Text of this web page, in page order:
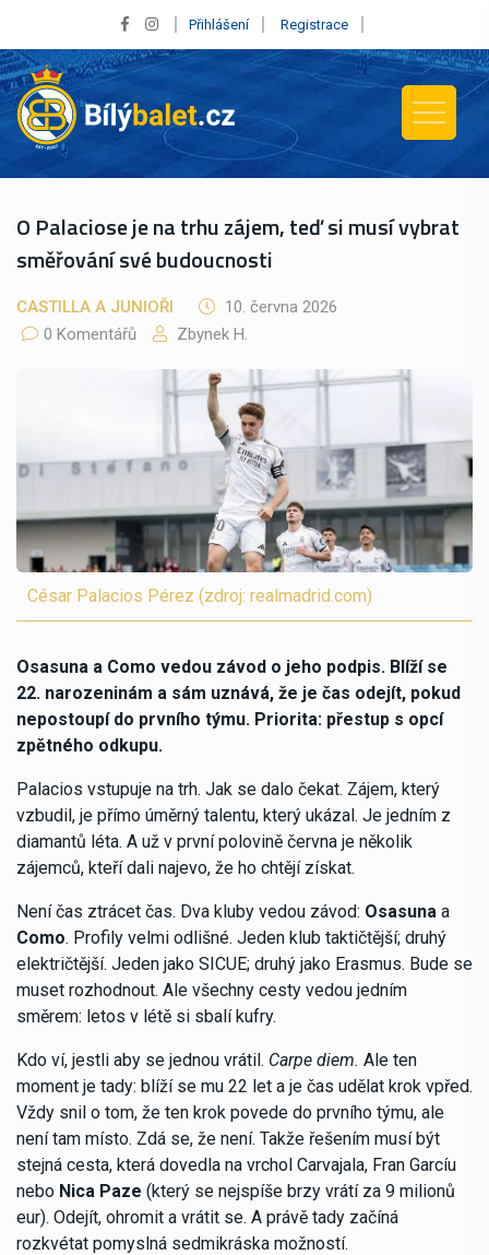
Přihlášení Registrace
O Palaciose je na trhu zájem, teď si musí vybrat
směřování své budoucnosti
CASTILLA A JUNIOŘI
10. června 2026
0 Komentářů
Zbynek H.
César Palacios Pérez (zdroj: realmadrid.com)
Osasuna a Como vedou závod o jeho podpis. Blíží se
22. narozeninám a sám uznává, že je čas odejít, pokud
nepostoupí do prvního týmu. Priorita: přestup s opcí
zpětného odkupu.
Palacios vstupuje na trh. Jak se dalo čekat. Zájem, který
vzbudil, je přímo úměrný talentu, který ukázal. Je jedním z
diamantů léta. A už v první polovině června je několik
zájemců, kteří dali najevo, že ho chtějí získat.
Není čas ztrácet čas. Dva kluby vedou závod: Osasuna a
Como. Profily velmi odlišné. Jeden klub taktičtější; druhý
električtější. Jeden jako SICUE; druhý jako Erasmus. Bude se
muset rozhodnout. Ale všechny cesty vedou jedním
směrem: letos v létě si sbalí kufry.
Kdo ví, jestli aby se jednou vrátil. Carpe diem. Ale ten
moment je tady: blíží se mu 22 let a je čas udělat krok vpřed.
Vždy snil o tom, že ten krok povede do prvního týmu, ale
není tam místo. Zdá se, že není. Takže řešením musí být
stejná cesta, která dovedla na vrchol Carvajala, Fran Garcíu
nebo Nica Paze (který se nejspíše brzy vrátí za 9 milionů
eur). Odejít, ohromit a vrátit se. A právě tady začíná
rozkvétat pomyslná sedmikráska možností.